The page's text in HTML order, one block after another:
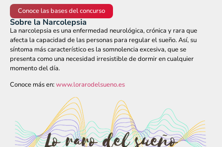
Conoce las bases del concurso
Sobre la Narcolepsia
La narcolepsia es una enfermedad neurológica, crónica y rara que
afecta la capacidad de las personas para regular el sueño. Así, su
síntoma más característico es la somnolencia excesiva, que se
presenta como una necesidad irresistible de dormir en cualquier
momento del día.
Conoce más en:www.lorarodelsueno.es